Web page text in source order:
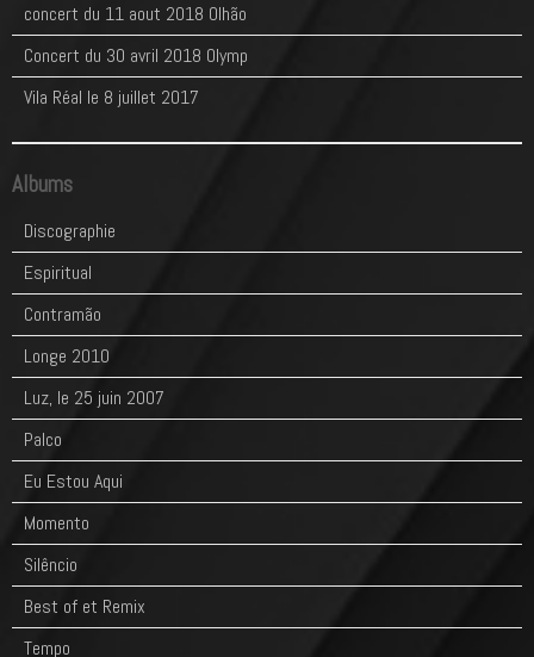
concert du 11 aout 2018 Olhão
Concert du 30 avril 2018 Olymp
Vila Réal le 8 juillet 2017
Albums
Discographie
Espiritual
Contramão
Longe 2010
Luz, le 25 juin 2007
Palco
Eu Estou Aqui
Momento
Silêncio
Best of et Remix
Tempo